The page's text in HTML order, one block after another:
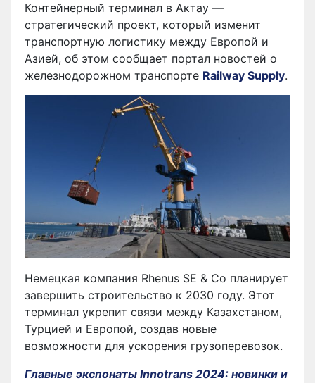
Контейнерный терминал в Актау —
стратегический проект, который изменит
транспортную логистику между Европой и
Азией, об этом сообщает портал новостей о
железнодорожном транспорте Railway Supply.
Немецкая компания Rhenus SE & Co планирует
завершить строительство к 2030 году. Этот
терминал укрепит связи между Казахстаном,
Турцией и Европой, создав новые
возможности для ускорения грузоперевозок.
Главные экспонаты Innotrans 2024: новинки и